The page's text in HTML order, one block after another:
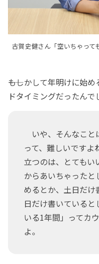
古賀史健さん「空いちゃって
――もしかして年明けに始
ドタイミングだったんで
いや、そんなこと
って、難しいですよ
立つのは、とてもい
からあいちゃった
めるとか、土日だ
日だけ書いている
いる1年間」ってカ
よ。